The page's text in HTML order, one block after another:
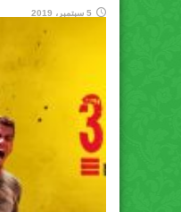
5 سبتمبر، 2019